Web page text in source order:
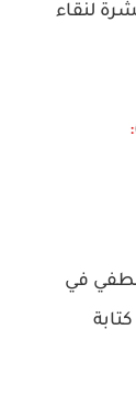
لنقاء
لطفي في